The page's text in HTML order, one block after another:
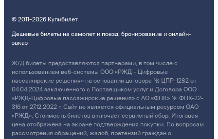
© 2011–2026 Купибилет
Дешевые билеты на самолет и поезд, бронирование и онлайн-
заказ
Ж/Д билеты предоставляются партнёрами, в том числе с
использованием веб-системы ООО «РЖД – Цифровые
пассажирские решения» на основании договора № ЦПР-1282 от
04.04.2024 заключенного с Поставщиком услуг и Договора ООО
«РЖД-Цифровые пассажирские решения» с АО «ФПК» № ФПК-22-
316 от 27.12.2022 г. Сайт не является официальным ресурсом ОАО
«РЖД». Стоимость билетов включает сервисный сбор. Итоговая
цена отображена на экране подтверждения покупки. По вопросам
рассмотрения обращений, жалоб, претензий граждан о